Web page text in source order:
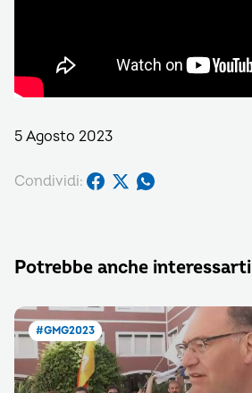
5 Agosto 2023
Condividi:
Potrebbe anche interessarti
#GMG2023